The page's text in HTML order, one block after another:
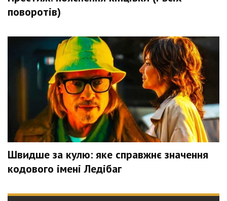
поворотів)
Швидше за кулю: яке справжнє значення
кодового імені Ледібаг